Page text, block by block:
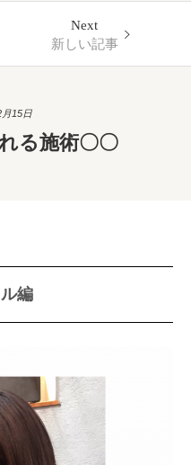
Next
新しい記事
15日
る施術〇〇
編